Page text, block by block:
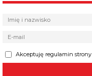
Akceptuję regulamin strony